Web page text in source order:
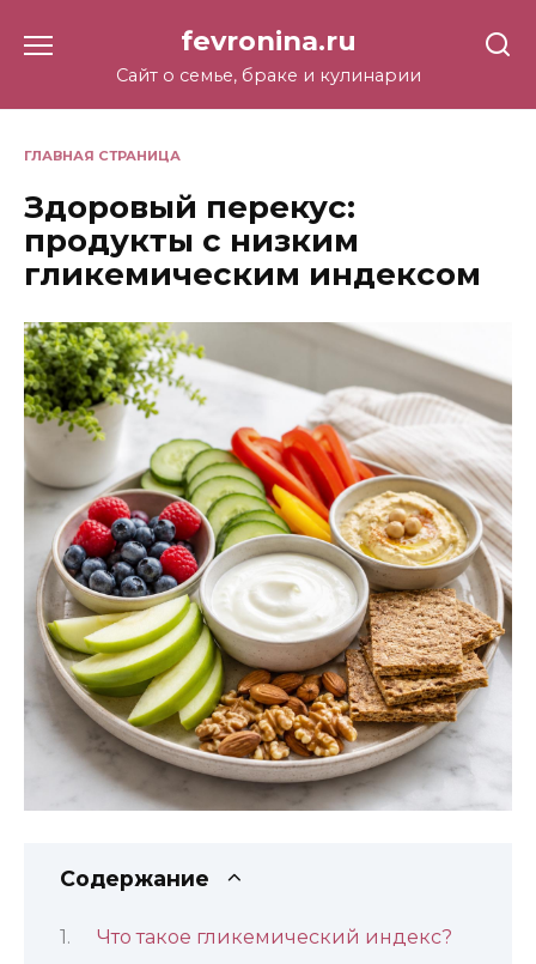
содержанию
fevronina.ru
Сайт о семье, браке и кулинарии
ГЛАВНАЯ СТРАНИЦА
Здоровый перекус:
продукты с низким
гликемическим индексом
Содержание
Что такое гликемический индекс?